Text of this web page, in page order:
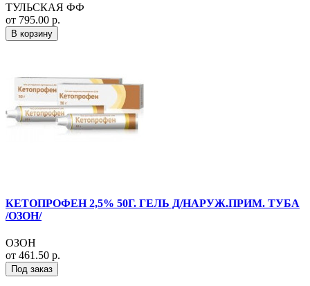
ТУЛЬСКАЯ ФФ
от 795.00 р.
В корзину
КЕТОПРОФЕН 2,5% 50Г. ГЕЛЬ Д/НАРУЖ.ПРИМ. ТУБА
/ОЗОН/
ОЗОН
от 461.50 р.
Под заказ